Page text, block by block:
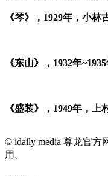
《琴》，1929年，小林
《东山》，1932年
《盛装》，1949年，上
© idaily media 尊龙官方
用。